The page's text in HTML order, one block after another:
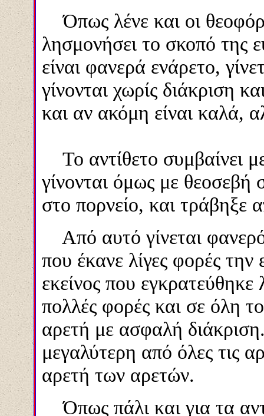
Όπως λένε και οι
λησμονήσει το σκοπό της
είναι φανερά ενάρετο,
γίνονται χωρίς διάκριση
και αν ακόμη είναι καλά,
Το αντίθετο συμβαίνει
γίνονται όμως με
στο πορνείο, και τράβηξε
Από αυτό γίνεται
που έκανε λίγες φορές την
εκείνος που
πολλές φορές και σε όλη
αρετή με ασφαλή διάκριση.
μεγαλύτερη από όλες τις
αρετή των αρετών.
Όπως πάλι και για τα